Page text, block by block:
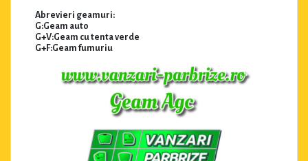
Abrevieri geamuri:
G:Geam auto
G+V:Geam cu tenta verde
G+F:Geam fumuriu